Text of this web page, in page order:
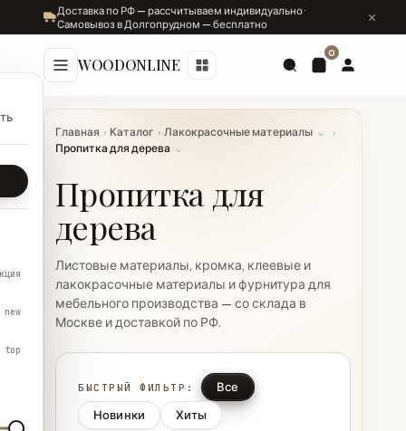
Доставка по РФ — рассчитываем индивидуально ·
Самовывоз в Долгопрудном — бесплатно
WOODONLINE
0
Главная › Каталог › Лакокрасочные материалы ⌄
›
Пропитка для дерева ⌄
Пропитка для
дерева
Листовые материалы, кромка, клеевые и
лакокрасочные материалы и фурнитура для
мебельного производства — со склада в
Москве и доставкой по РФ.
БЫСТРЫЙ ФИЛЬТР:
Все
Новинки
Хиты
new
top